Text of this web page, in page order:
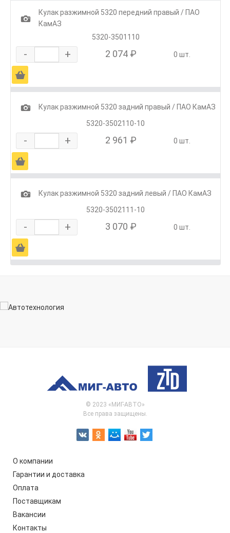
1
Кулак разжимной 5320 передний правый / ПАО
КамАЗ
5320-3501110
- + 2 074 ₽ 0 шт.
Ä
1
Кулак разжимной 5320 задний правый / ПАО КамАЗ
5320-3502110-10
- + 2 961 ₽ 0 шт.
Ä
1
Кулак разжимной 5320 задний левый / ПАО КамАЗ
5320-3502111-10
- + 3 070 ₽ 0 шт.
Ä
© 2023 «МИГ-АВТО»
Все права защищены.
О компании
Гарантии и доставка
Оплата
Поставщикам
Вакансии
Контакты